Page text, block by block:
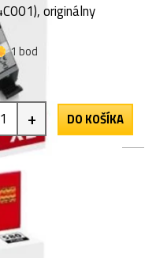
originálny
1 bod
+ DO KOŠÍKA